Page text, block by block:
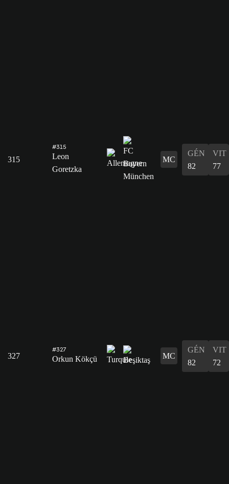
315
#315
Leon
Goretzka
MC
GÉN
82
VIT
77
327
#327
Orkun Kökçü MC
GÉN
82
VIT
72